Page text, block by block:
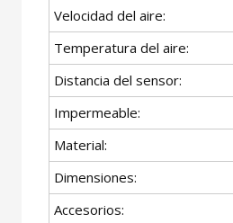
Velocidad del aire:
Temperatura del aire:
Distancia del sensor:
Impermeable:
Material:
Dimensiones:
Accesorios: